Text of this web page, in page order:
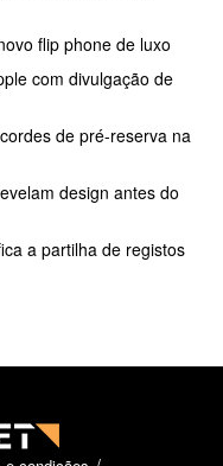
flip phone de luxo
com divulgação de
de pré-reserva na
design antes do
a partilha de registos